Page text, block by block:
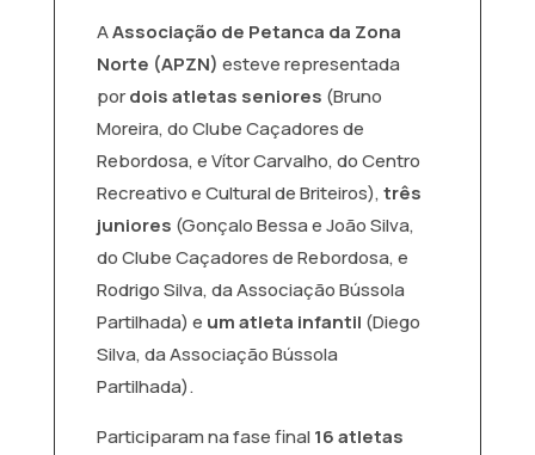
AAssociação de Petanca da Zona
Norte (APZN) esteve representada
pordois atletas seniores (Bruno
Moreira, do Clube Caçadores de
Rebordosa, e Vítor Carvalho, do Centro
Recreativo e Cultural de Briteiros), três
juniores (Gonçalo Bessa e João Silva,
do Clube Caçadores de Rebordosa, e
Rodrigo Silva, da Associação Bússola
Partilhada) e um atleta infantil (Diego
Silva, da Associação Bússola
Partilhada).
Participaram na fase final 16 atletas